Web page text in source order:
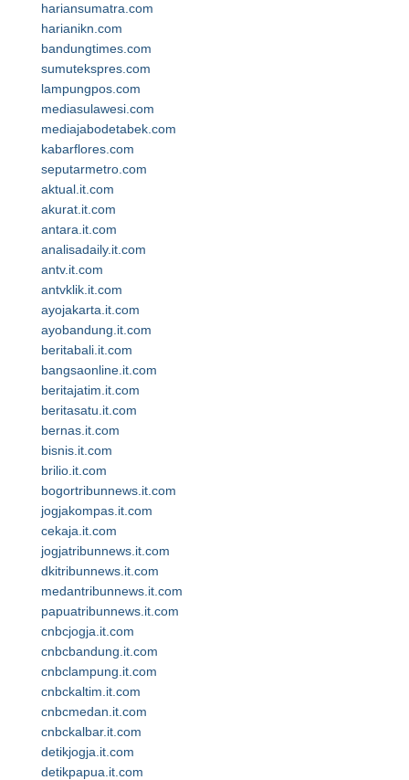
hariansumatra.com
harianikn.com
bandungtimes.com
sumutekspres.com
lampungpos.com
mediasulawesi.com
mediajabodetabek.com
kabarflores.com
seputarmetro.com
aktual.it.com
akurat.it.com
antara.it.com
analisadaily.it.com
antv.it.com
antvklik.it.com
ayojakarta.it.com
ayobandung.it.com
beritabali.it.com
bangsaonline.it.com
beritajatim.it.com
beritasatu.it.com
bernas.it.com
bisnis.it.com
brilio.it.com
bogortribunnews.it.com
jogjakompas.it.com
cekaja.it.com
jogjatribunnews.it.com
dkitribunnews.it.com
medantribunnews.it.com
papuatribunnews.it.com
cnbcjogja.it.com
cnbcbandung.it.com
cnbclampung.it.com
cnbckaltim.it.com
cnbcmedan.it.com
cnbckalbar.it.com
detikjogja.it.com
detikpapua.it.com